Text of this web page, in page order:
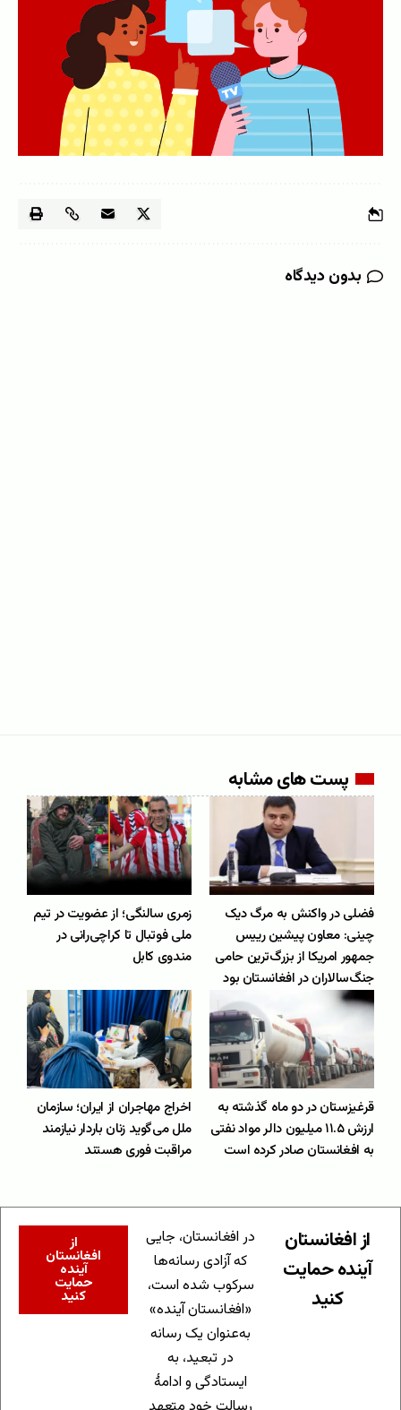
بدون دیدگاه
پست های مشابه
فضلی در واکنش به مرگ دیک
چینی: معاون پیشین رییس
جمهور امریکا از بزرگ‌ترین حامی
جنگ‌سالاران در افغانستان بود
زمری سالنگی؛ از عضویت در تیم
ملی فوتبال تا کراچی‌رانی در
مندوی کابل
قرغیزستان در دو ماه گذشته به
ارزش ۱۱.۵ میلیون دالر مواد نفتی
به افغانستان صادر کرده است
اخراج مهاجران از ایران؛ سازمان
ملل می‌گوید زنان باردار نیازمند
مراقبت‌ فوری هستند
از افغانستان
آینده حمایت
کنید
در افغانستان، جایی
که آزادی رسانه‌ها
سرکوب شده است،
«افغانستان آینده»
به‌عنوان یک رسانه
در تبعید، به
ایستادگی و ادامهٔ
از
افغانستان
آینده
حمایت
کنید